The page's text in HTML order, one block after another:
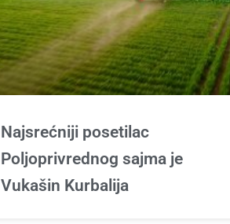
Najsrećniji posetilac
Poljoprivrednog sajma je
Vukašin Kurbalija